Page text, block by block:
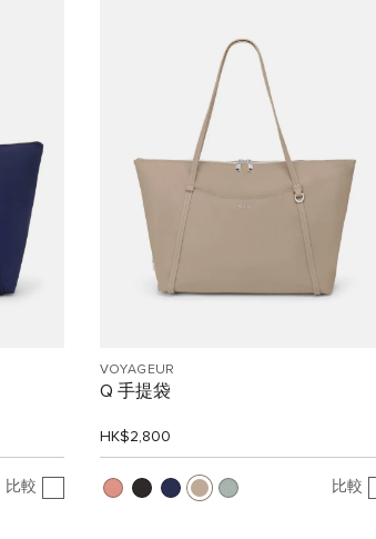
比較
VOYAGEUR
Q 手提袋
HK$2,800
比較